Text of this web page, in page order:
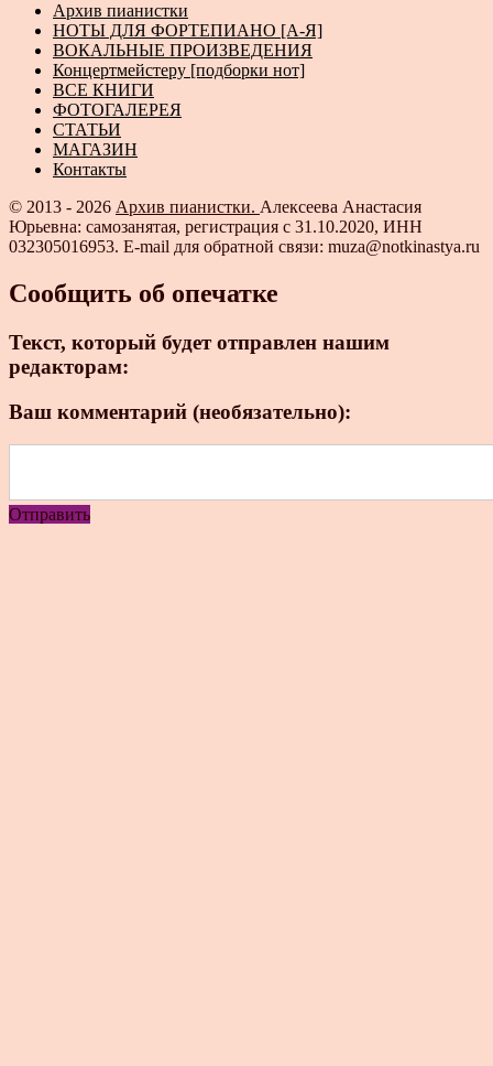
Архив пианистки
НОТЫ ДЛЯ ФОРТЕПИАНО [А-Я]
ВОКАЛЬНЫЕ ПРОИЗВЕДЕНИЯ
Концертмейстеру [подборки нот]
ВСЕ КНИГИ
ФОТОГАЛЕРЕЯ
СТАТЬИ
МАГАЗИН
Контакты
© 2013 - 2026 Архив пианистки. Алексеева Анастасия
Юрьевна: самозанятая, регистрация с 31.10.2020, ИНН
032305016953. E-mail для обратной связи: muza@notkinastya.ru
Сообщить об опечатке
Текст, который будет отправлен нашим
редакторам:
Ваш комментарий (необязательно):
Отправить